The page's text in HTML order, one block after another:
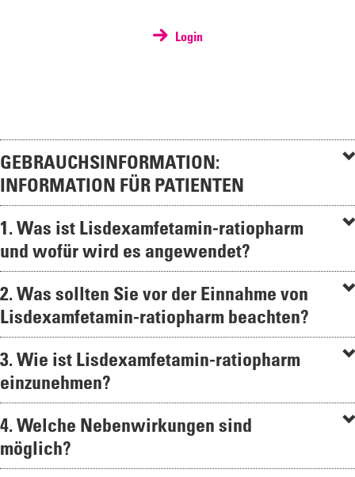
Login
GEBRAUCHSINFORMATION:
INFORMATION FÜR PATIENTEN
1. Was ist Lisdexamfetamin-ratiopharm
und wofür wird es angewendet?
2. Was sollten Sie vor der Einnahme von
Lisdexamfetamin-ratiopharm beachten?
3. Wie ist Lisdexamfetamin-ratiopharm
einzunehmen?
4. Welche Nebenwirkungen sind
möglich?